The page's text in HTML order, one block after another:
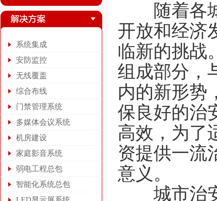
系统集成
安防监控
无线覆盖
综合布线
门禁管理系统
多媒体会议系统
机房建设
家庭影音系统
弱电工程总包
智能化系统总包
随着各城
开放和经济
临新的挑战
组成部分，
内的新形势
保良好的治
高效，为了
资提供一流
意义。
城市治安